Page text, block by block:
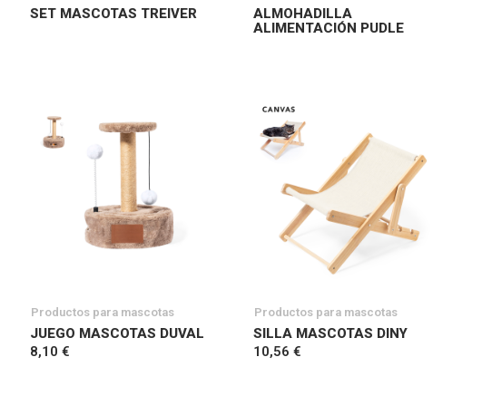
SET MASCOTAS TREIVER
ALMOHADILLA
ALIMENTACIÓN PUDLE
Productos para mascotas
JUEGO MASCOTAS DUVAL
8,10 €
Productos para mascotas
SILLA MASCOTAS DINY
10,56 €